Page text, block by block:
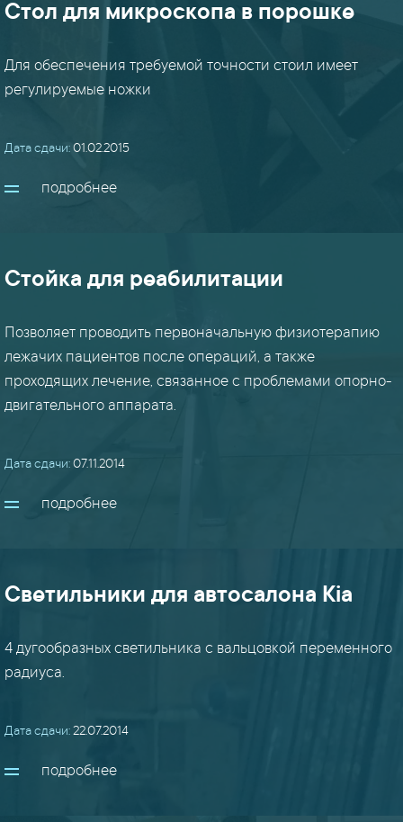
Стол для микроскопа в порошке
Для обеспечения требуемой точности стоил имеет
регулируемые ножки
Дата сдачи:01.02.2015
подробнее
Стойка для реабилитации
Позволяет проводить первоначальную физиотерапию
лежачих пациентов после операций, а также
проходящих лечение, связанное с проблемами опорно-
двигательного аппарата.
Дата сдачи:07.11.2014
подробнее
Светильники для автосалона Kia
4 дугообразных светильника с вальцовкой переменного
радиуса.
Дата сдачи:22.07.2014
подробнее